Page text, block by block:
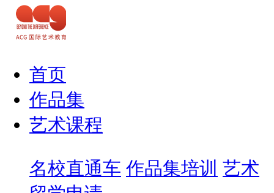
首页
作品集
艺术课程
名校直通车 作品集培训 艺术